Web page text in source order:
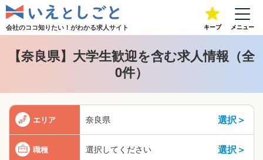
会社のココ知りたい！がわかる求人サイト キープ メニュー
【奈良県】大学生歓迎を含む求人情報（全
0件）
エリア 奈良県 選択＞
職種 選択してください 選択＞